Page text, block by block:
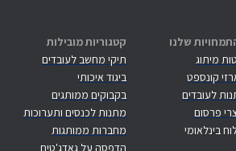
שלנו
מיתוג
קונספט
לעובדים
פרסום
בינלאומי
קטגוריות מובילות
תיקי מחשב לעובדים
ביגוד איכותי
בקבוקים ממותגים
מתנות לכנסים ותערוכות
מחברות ממותגות
הדפסה על גאדג'טים